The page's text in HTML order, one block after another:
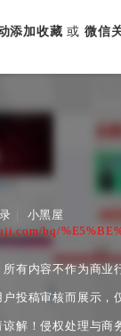
添加收藏 或 微信
小黑屋
bq/
有内容不作为商
投稿审核而展示
解！侵权处理与商